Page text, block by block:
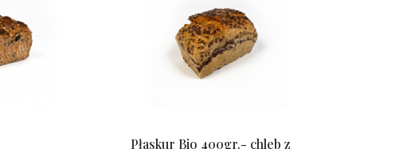
Płaskur Bio 400gr.- chleb z